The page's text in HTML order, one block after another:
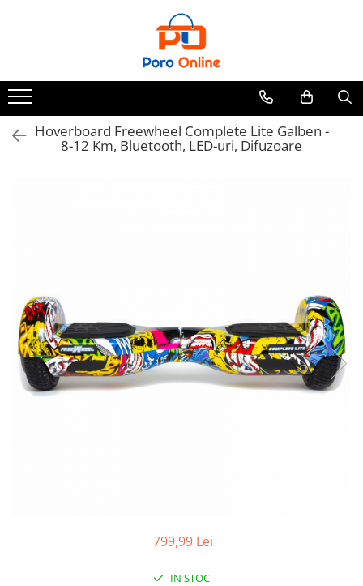
Clone
Parfum Barbati
Parfum Femei
Parfum Unisex
Hoverboard Freewheel Complete Lite Galben -
8-12 Km, Bluetooth, LED-uri, Difuzoare
799,99 Lei
IN STOC